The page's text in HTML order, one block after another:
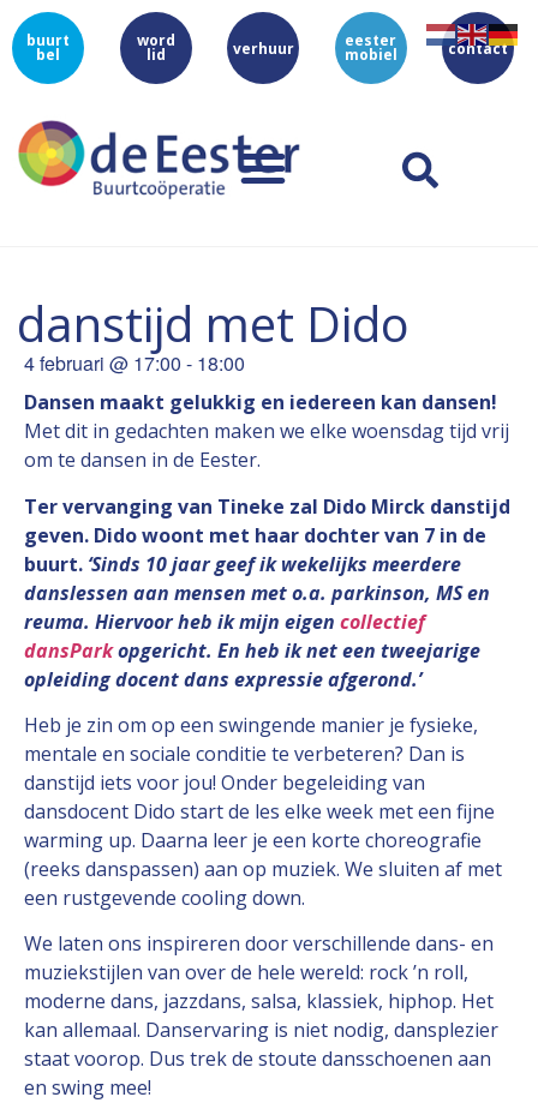
buurt
bel
word
lid verhuur eester
mobiel contact
danstijd met Dido
4 februari @ 17:00 - 18:00
Dansen maakt gelukkig en iedereen kan dansen!
Met dit in gedachten maken we elke woensdag tijd vrij
om te dansen in de Eester.
Ter vervanging van Tineke zal Dido Mirck danstijd
geven. Dido woont met haar dochter van 7 in de
buurt. ‘Sinds 10 jaar geef ik wekelijks meerdere
danslessen aan mensen met o.a. parkinson, MS en
reuma. Hiervoor heb ik mijn eigen collectief
dansParkopgericht. En heb ik net een tweejarige
opleiding docent dans expressie afgerond.’
Heb je zin om op een swingende manier je fysieke,
mentale en sociale conditie te verbeteren? Dan is
danstijd iets voor jou! Onder begeleiding van
dansdocent Dido start de les elke week met een fijne
warming up. Daarna leer je een korte choreografie
(reeks danspassen) aan op muziek. We sluiten af met
een rustgevende cooling down.
We laten ons inspireren door verschillende dans- en
muziekstijlen van over de hele wereld: rock ’n roll,
moderne dans, jazzdans, salsa, klassiek, hiphop. Het
kan allemaal. Danservaring is niet nodig, dansplezier
staat voorop. Dus trek de stoute dansschoenen aan
en swing mee!